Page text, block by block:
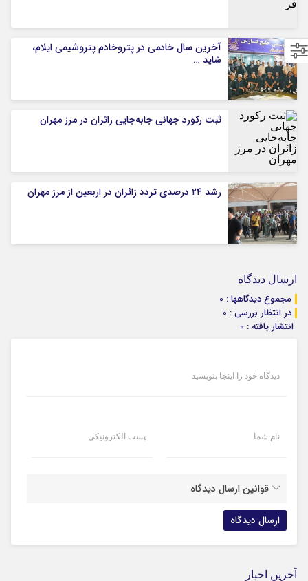
آخرین سال خادمی در پتروخادم پتروشیمی ایلام،
شاید …
ثبت رکورد جهانی جابه‌جایی زائران در مرز مهران
رشد ۲۴ درصدی تردد زائران در اربعین از مرز مهران
ارسال دیدگاه
مجموع دیدگاهها : 0
در انتظار بررسی : 0
انتشار یافته : 0
دیدگاه خود را اینجا بنویسید
نام شما پست الکترونیکی
قوانین ارسال دیدگاه
آخرین اخبار